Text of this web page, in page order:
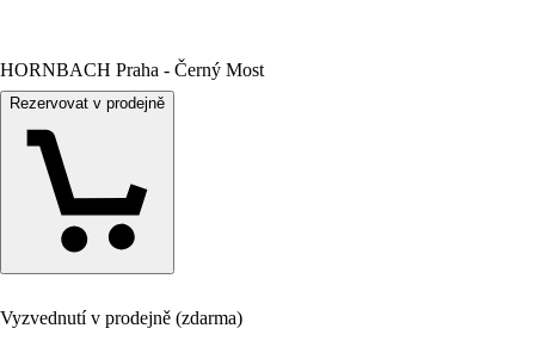
HORNBACH Praha - Černý Most
Rezervovat v prodejně
Vyzvednutí v prodejně (zdarma)